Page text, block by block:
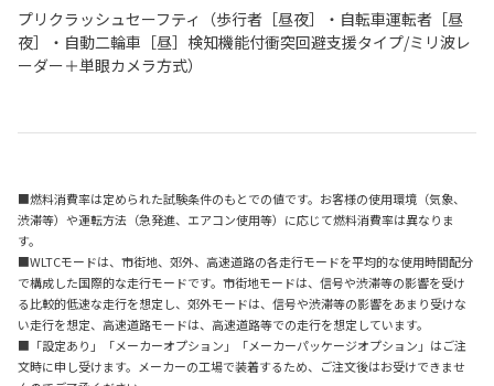
プリクラッシュセーフティ（歩行者［昼夜］・自転車運転者［昼
夜］・自動二輪車［昼］検知機能付衝突回避支援タイプ/ミリ波レ
ーダー＋単眼カメラ方式）
■燃料消費率は定められた試験条件のもとでの値です。お客様の使用環境（気象、
渋滞等）や運転方法（急発進、エアコン使用等）に応じて燃料消費率は異なりま
す。
■WLTCモードは、市街地、郊外、高速道路の各走行モードを平均的な使用時間配分
で構成した国際的な走行モードです。市街地モードは、信号や渋滞等の影響を受け
る比較的低速な走行を想定し、郊外モードは、信号や渋滞等の影響をあまり受けな
い走行を想定、高速道路モードは、高速道路等での走行を想定しています。
■「設定あり」「メーカーオプション」「メーカーパッケージオプション」はご注
文時に申し受けます。メーカーの工場で装着するため、ご注文後はお受けできませ